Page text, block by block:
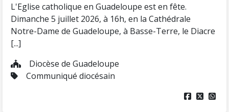
L'Eglise catholique en Guadeloupe est en fête.
Dimanche 5 juillet 2026, à 16h, en la Cathédrale
Notre-Dame de Guadeloupe, à Basse-Terre, le Diacre
[...]
Diocèse de Guadeloupe
Communiqué diocésain
  